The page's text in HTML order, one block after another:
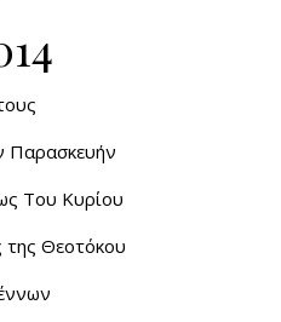
Παρασκευήν
Του Κυρίου
της Θεοτόκου